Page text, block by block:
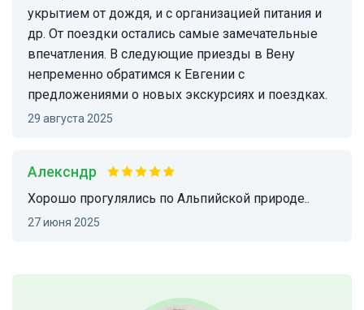
укрытием от дождя, и с организацией питания и
др. От поездки остались самые замечательные
впечатления. В следующие приезды в Вену
непременно обратимся к Евгении с
предложениями о новых экскурсиях и поездках.
29 августа 2025
алексндр
Хорошо прогулялись по Альпийской природе..
27 июня 2025